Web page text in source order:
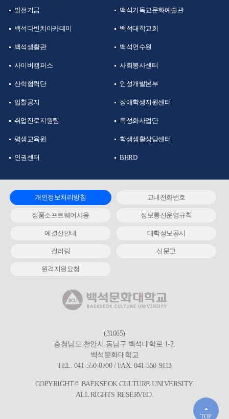
발전기금 백석기독교문화예술관
백석다빈치아카데미 백석대학교회
백석생활관 백석연수원
사이버캠퍼스 사회봉사센터
산학협력단 인성개발본부
입찰공지 장애학생지원센터
취업진로지원팀 특성화사업단
평생교육원 학생생활상담센터
인권센터 BHRD
개인정보처리방침 교내전화번호
정품소프트웨어사용 정보통신운영규칙
예결산안내 대학정보공시
컬러링 신문고
원격지원요청
(31065)
충청남도 천안시 동남구 백석대학로 1-2,
백석문화대학교
TEL. 041-550-0700 / FAX. 041-550-9113
COPYRIGHT© BAEKSEOK CULTURE UNIVERSITY.
ALL RIGHTS RESERVED.
TOP